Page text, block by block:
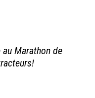
Marathon de